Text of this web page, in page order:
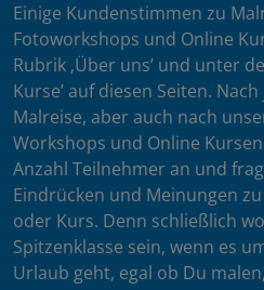
Einige Kundenstimmen zu
Fotoworkshops und Online
Rubrik ‚Über uns’ und unter
Kurse’ auf diesen Seiten.
Malreise, aber auch nach
Workshops und Online
Anzahl Teilnehmer an und
Eindrücken und Meinungen
oder Kurs. Denn schließlich
Spitzenklasse sein, wenn es
Urlaub geht, egal ob Du